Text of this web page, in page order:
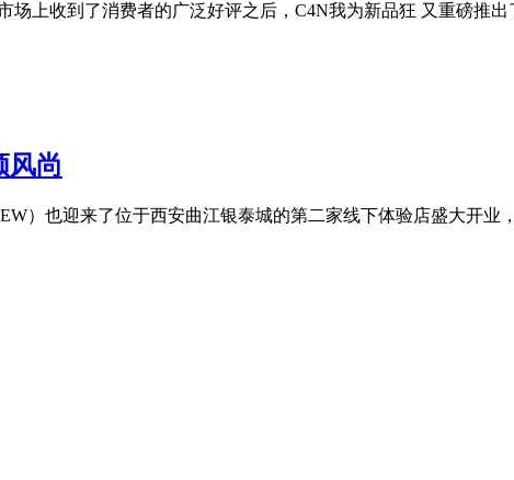
场上收到了消费者的广泛好评之后，C4N我为新品狂 又重磅推出
风尚
）也迎来了位于西安曲江银泰城的第二家线下体验店盛大开业